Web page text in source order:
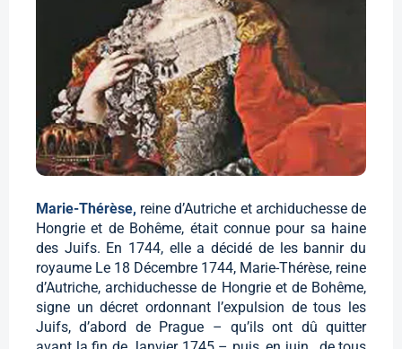
Marie-Thérèse, reine d’Autriche et archiduchesse de
Hongrie et de Bohême, était connue pour sa haine
des Juifs. En 1744, elle a décidé de les bannir du
royaume Le 18 Décembre 1744, Marie-Thérèse, reine
d’Autriche, archiduchesse de Hongrie et de Bohême,
signe un décret ordonnant l’expulsion de tous les
Juifs, d’abord de Prague – qu’ils ont dû quitter